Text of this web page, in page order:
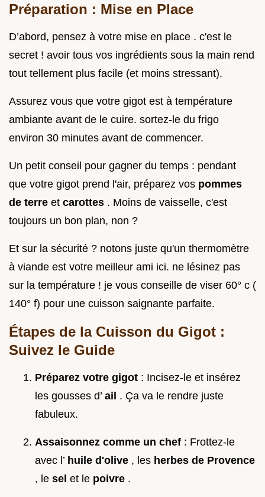
Préparation : Mise en Place
D’abord, pensez à votre mise en place . c'est le
secret ! avoir tous vos ingrédients sous la main rend
tout tellement plus facile (et moins stressant).
Assurez vous que votre gigot est à température
ambiante avant de le cuire. sortez-le du frigo
environ 30 minutes avant de commencer.
Un petit conseil pour gagner du temps : pendant
que votre gigot prend l'air, préparez vos pommes
de terre et carottes . Moins de vaisselle, c'est
toujours un bon plan, non ?
Et sur la sécurité ? notons juste qu'un thermomètre
à viande est votre meilleur ami ici. ne lésinez pas
sur la température ! je vous conseille de viser 60° c (
140° f) pour une cuisson saignante parfaite.
Étapes de la Cuisson du Gigot :
Suivez le Guide
Préparez votre gigot : Incisez-le et insérez
les gousses d’ ail . Ça va le rendre juste
fabuleux.
Assaisonnez comme un chef : Frottez-le
avec l’ huile d'olive , les herbes de Provence
, le sel et le poivre .